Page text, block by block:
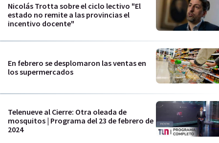
Nicolás Trotta sobre el ciclo lectivo "El
estado no remite a las provincias el
incentivo docente"
En febrero se desplomaron las ventas en
los supermercados
Telenueve al Cierre: Otra oleada de
mosquitos | Programa del 23 de febrero de
2024